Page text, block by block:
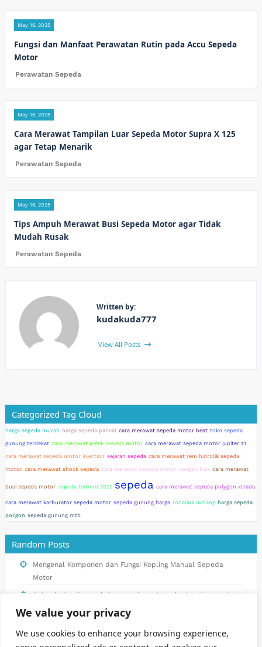
We value your privacy
We use cookies to enhance your browsing experience,
May 16, 2025
Fungsi dan Manfaat Perawatan Rutin pada Accu Sepeda
Motor
Perawatan Sepeda
May 16, 2025
Cara Merawat Tampilan Luar Sepeda Motor Supra X 125
agar Tetap Menarik
Perawatan Sepeda
May 16, 2025
Tips Ampuh Merawat Busi Sepeda Motor agar Tidak
Mudah Rusak
Perawatan Sepeda
Written by:
kudakuda777
View All Posts
Categorized Tag Cloud
harga sepeda murah harga sepeda pancal cara merawat sepeda motor beat toko sepeda
gunung terdekat cara merawat pelek sepeda motor cara merawat sepeda motor jupiter z1
cara merawat sepeda motor injection sejarah sepeda cara merawat rem hidrolik sepeda
motor cara merawat shock sepeda cara merawat sepeda motor dengan baik cara merawat
busi sepeda motor sepeda terbaru 2022 sepeda cara merawat sepeda polygon xtrada
cara merawat karburator sepeda motor sepeda gunung harga rodalink malang harga sepeda
poligon sepeda gunung mtb
Random Posts
Mengenal Komponen dan Fungsi Kopling Manual Sepeda
Motor
Sejarah dan Dampak Penemu Sepeda terhadap Masyarakat
Indonesia
MTB di Rumah